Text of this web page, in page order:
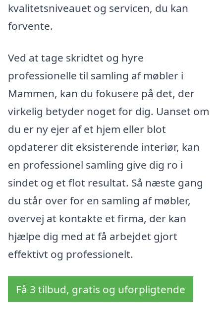
kvalitetsniveauet og servicen, du kan
forvente.
Ved at tage skridtet og hyre
professionelle til samling af møbler i
Mammen, kan du fokusere på det, der
virkelig betyder noget for dig. Uanset om
du er ny ejer af et hjem eller blot
opdaterer dit eksisterende interiør, kan
en professionel samling give dig ro i
sindet og et flot resultat. Så næste gang
du står over for en samling af møbler,
overvej at kontakte et firma, der kan
hjælpe dig med at få arbejdet gjort
effektivt og professionelt.
Få 3 tilbud, gratis og uforpligtende